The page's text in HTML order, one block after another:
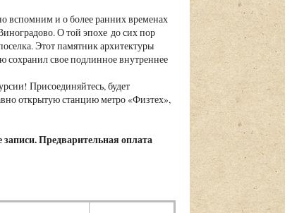
вспомним и о более ранних временах
О той эпохе до сих пор
Этот памятник архитектуры
сохранил свое подлинное внутреннее
Присоединяйтесь, будет
открытую станцию метро «Физтех»,
Предварительная оплата